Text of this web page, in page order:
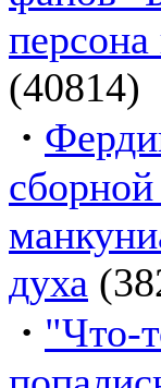
персона
(40814)
·
сборной
духа
· "Что-